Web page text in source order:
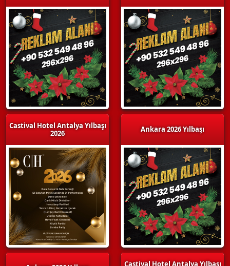
Castival Hotel Antalya Yılbaşı
2026
Ankara 2026 Yılbaşı
Castival Hotel Antalya Yılbaşı